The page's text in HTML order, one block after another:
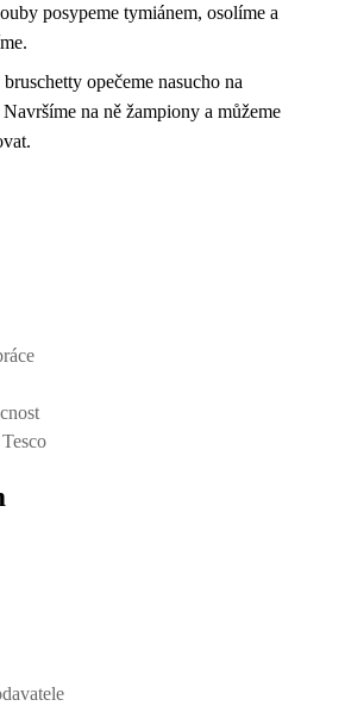
posypeme tymiánem, osolíme a
opečeme nasucho na
na ně žampiony a můžeme